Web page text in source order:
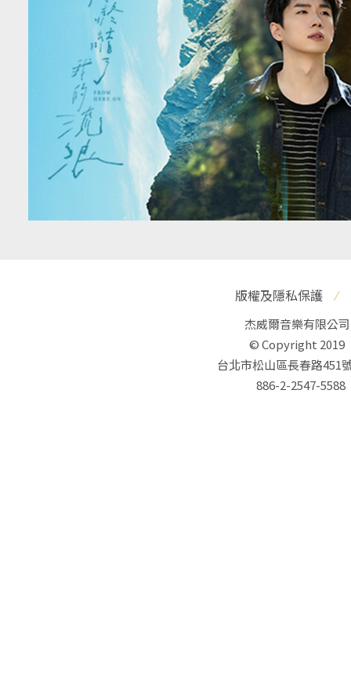
版權及隱私保護 ⁄
杰威爾音樂有限公司
© Copyright 2019
台北市松山區長春路451
886-2-2547-5588